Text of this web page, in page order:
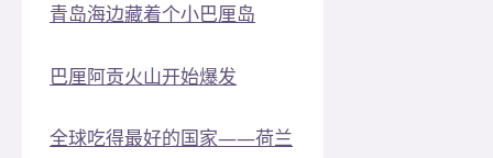
青岛海边藏着个小巴厘岛
巴厘阿贡火山开始爆发
全球吃得最好的国家——荷兰